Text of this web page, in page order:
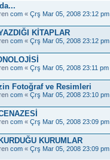
com « Çrş Mar 05, 2008 23:12 pm
KİTAPLAR
com « Çrş Mar 05, 2008 23:12 pm
com « Çrş Mar 05, 2008 23:11 pm
Fotoğraf ve Resimleri
com « Çrş Mar 05, 2008 23:10 pm
com « Çrş Mar 05, 2008 23:09 pm
KURUMLAR
com « Çrş Mar 05, 2008 23:09 pm